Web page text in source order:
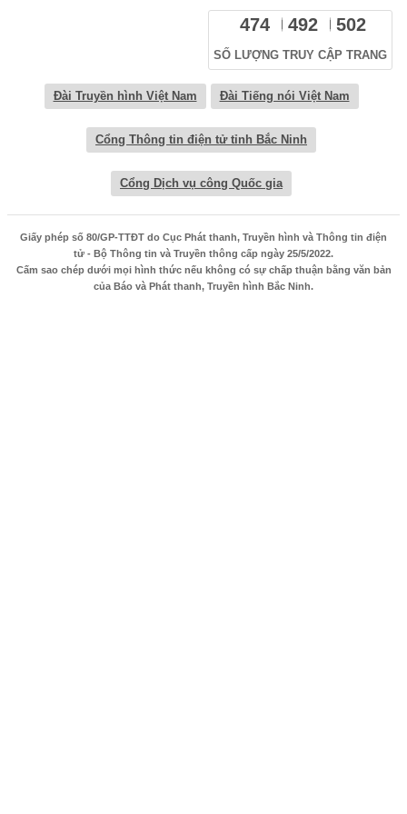
474 492 502
SỐ LƯỢNG TRUY CẬP TRANG
Đài Truyền hình Việt Nam Đài Tiếng nói Việt Nam
Cổng Thông tin điện tử tỉnh Bắc Ninh
Cổng Dịch vụ công Quốc gia
Giấy phép số 80/GP-TTĐT do Cục Phát thanh, Truyền hình và Thông tin điện
tử - Bộ Thông tin và Truyền thông cấp ngày 25/5/2022.
Cấm sao chép dưới mọi hình thức nếu không có sự chấp thuận bằng văn bản
của Báo và Phát thanh, Truyền hình Bắc Ninh.